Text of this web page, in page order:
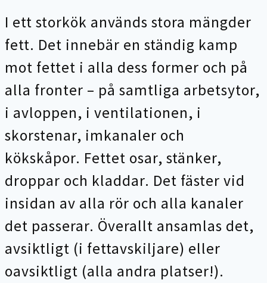
I ett storkök används stora mängder
fett. Det innebär en ständig kamp
mot fettet i alla dess former och på
alla fronter – på samtliga arbetsytor,
i avloppen, i ventilationen, i
skorstenar, imkanaler och
kökskåpor. Fettet osar, stänker,
droppar och kladdar. Det fäster vid
insidan av alla rör och alla kanaler
det passerar. Överallt ansamlas det,
avsiktligt (i fettavskiljare) eller
oavsiktligt (alla andra platser!).